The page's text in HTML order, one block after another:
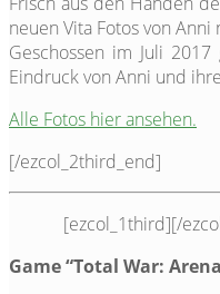
neuen Vita Fotos von Anni
Geschossen im Juli
Eindruck von Anni und
Alle Fotos hier ansehen.
[/ezcol_2third_end]
[ezcol_1third][/
Game “Total War: